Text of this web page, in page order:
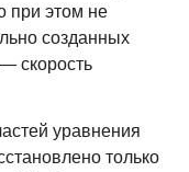
при этом не
созданных
скорость
уравнения
только